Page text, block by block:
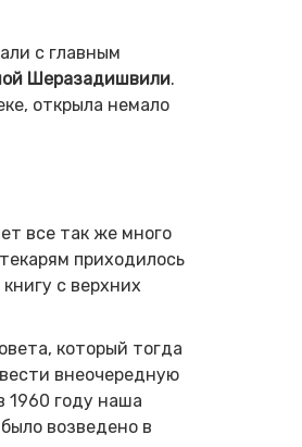
с главным
Шеразадишвили.
открыла немало
все так же много
приходилось
с верхних
который тогда
внеочередную
1960 году наша
возведено в